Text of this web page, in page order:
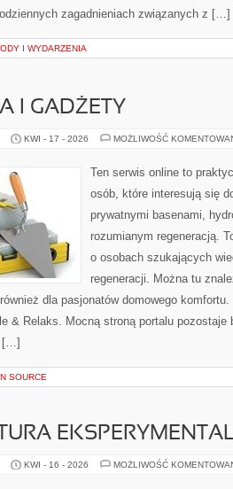
zagadnieniach związanych z […]
I WYDARZENIA
I GADŻETY
KWI - 17 - 2026 MOŻLIWOŚĆ
Ten serwis online to
osób, które interesują się
prywatnymi basenami,
rozumianym regeneracją.
o osobach szukających
regeneracji. Można tu
dla pasjonatów domowego
& Relaks. Mocną stroną portalu pozostaje
[…]
SOURCE
KWI - 16 - 2026 MOŻLIWOŚĆ